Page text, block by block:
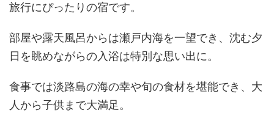
旅行にぴったりの宿です。
部屋や露天風呂からは瀬戸内海を一望でき、沈む夕
日を眺めながらの入浴は特別な思い出に。
食事では淡路島の海の幸や旬の食材を堪能でき、大
人から子供まで大満足。